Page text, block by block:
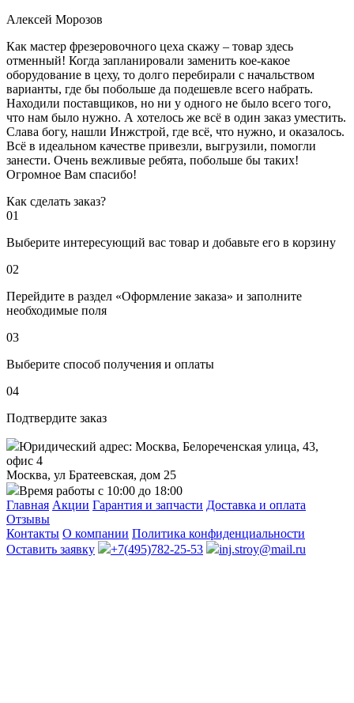
Алексей Морозов
Как мастер фрезеровочного цеха скажу – товар здесь
отменный! Когда запланировали заменить кое-какое
оборудование в цеху, то долго перебирали с начальством
варианты, где бы побольше да подешевле всего набрать.
Находили поставщиков, но ни у одного не было всего того,
что нам было нужно. А хотелось же всё в один заказ уместить.
Слава богу, нашли Инжстрой, где всё, что нужно, и оказалось.
Всё в идеальном качестве привезли, выгрузили, помогли
занести. Очень вежливые ребята, побольше бы таких!
Огромное Вам спасибо!
Как сделать заказ?
01
Выберите интересующий вас товар и добавьте его в корзину
02
Перейдите в раздел «Оформление заказа» и заполните
необходимые поля
03
Выберите способ получения и оплаты
04
Подтвердите заказ
Юридический адрес: Москва, Белореченская улица, 43,
офис 4
Москва, ул Братеевская, дом 25
Время работы с 10:00 до 18:00
Главная Акции Гарантия и запчасти Доставка и оплата
Отзывы
Контакты О компании Политика конфиденциальности
Оставить заявку
+7(495)782-25-53 inj.stroy@mail.ru